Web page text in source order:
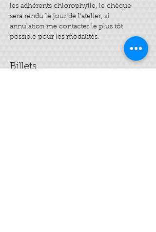
les adhérents chlorophylle, le chèque
sera rendu le jour de l'atelier, si
annulation me contacter le plus tôt
possible pour les modalités.
Billets